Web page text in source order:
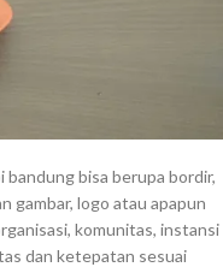
bisa berupa bordir,
gambar, logo atau apapun
komunitas, instansi
dan ketepatan sesuai